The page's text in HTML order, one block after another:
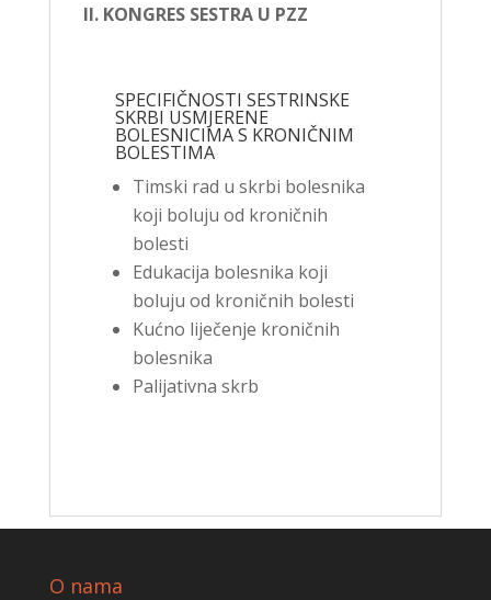
II. KONGRES SESTRA U PZZ
SPECIFIČNOSTI SESTRINSKE
SKRBI USMJERENE
BOLESNICIMA S KRONIČNIM
BOLESTIMA
Timski rad u skrbi bolesnika
koji boluju od kroničnih
bolesti
Edukacija bolesnika koji
boluju od kroničnih bolesti
Kućno liječenje kroničnih
bolesnika
Palijativna skrb
O nama